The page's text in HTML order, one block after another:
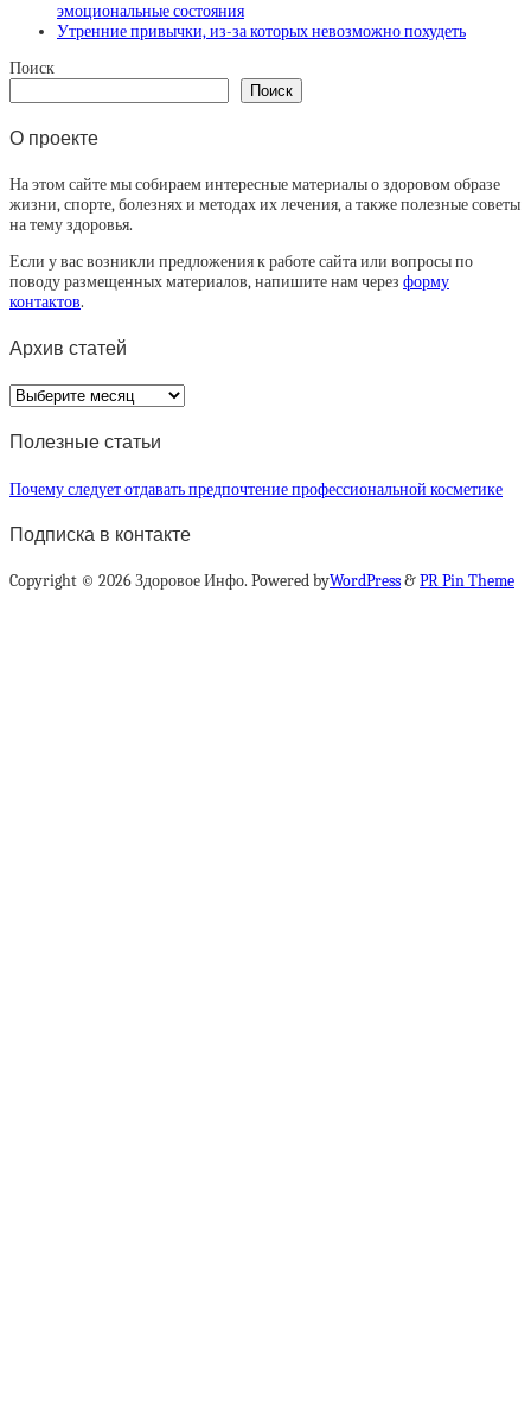
эмоциональные состояния
Утренние привычки, из-за которых невозможно похудеть
Поиск
Поиск
О проекте
На этом сайте мы собираем интересные материалы о здоровом образе
жизни, спорте, болезнях и методах их лечения, а также полезные советы
на тему здоровья.
Если у вас возникли предложения к работе сайта или вопросы по
поводу размещенных материалов, напишите нам через форму
контактов.
Архив статей
Архив
статей
Полезные статьи
Почему следует отдавать предпочтение профессиональной косметике
Подписка в контакте
Copyright © 2026 Здоровое Инфо. Powered byWordPress&PR Pin Theme